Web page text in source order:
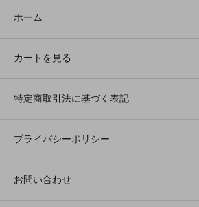
ホーム
カートを見る
特定商取引法に基づく表記
プライバシーポリシー
お問い合わせ